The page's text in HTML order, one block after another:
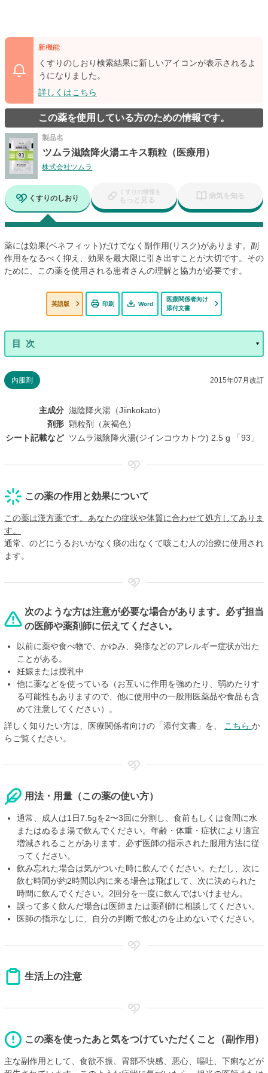
新機能
くすりのしおり検索結果に新しいアイコンが表示されるよ
うになりました。
詳しくはこちら
この薬を使用している方のための情報です。
製品名
ツムラ滋陰降火湯エキス顆粒（医療用）
株式会社ツムラ
くすりのしおり
くすりの情報を
もっと見る 病気を知る
薬には効果(ベネフィット)だけでなく副作用(リスク)があります。副
作用をなるべく抑え、効果を最大限に引き出すことが大切です。その
ために、この薬を使用される患者さんの理解と協力が必要です。
英語版 印刷 Word
医療関係者向け
添付文書
内服剤 2015年07月改訂
主成分 滋陰降火湯（Jiinkokato）
剤形 顆粒剤（灰褐色）
シート記載など ツムラ滋陰降火湯(ジインコウカトウ) 2.5 g 「93」
この薬の作用と効果について
この薬は漢方薬です。あなたの症状や体質に合わせて処方してありま
す。
通常、のどにうるおいがなく痰の出なくて咳こむ人の治療に使用され
ます。
次のような方は注意が必要な場合があります。必ず担当
の医師や薬剤師に伝えてください。
以前に薬や食べ物で、かゆみ、発疹などのアレルギー症状が出た
ことがある。
妊娠または授乳中
他に薬などを使っている（お互いに作用を強めたり、弱めたりす
る可能性もありますので、他に使用中の一般用医薬品や食品も含
めて注意してください）。
詳しく知りたい方は、医療関係者向けの「添付文書」を、
こちら か
らご覧ください。
用法・用量（この薬の使い方）
通常、成人は1日7.5gを2〜3回に分割し、食前もしくは食間に水
またはぬるま湯で飲んでください。年齢・体重・症状により適宜
増減されることがあります。必ず医師の指示された服用方法に従
ってください。
飲み忘れた場合は気がついた時に飲んでください。ただし、次に
飲む時間が約2時間以内に来る場合は飛ばして、次に決められた
時間に飲んでください。2回分を一度に飲んではいけません。
誤って多く飲んだ場合は医師または薬剤師に相談してください。
医師の指示なしに、自分の判断で飲むのを止めないでください。
生活上の注意
この薬を使ったあと気をつけていただくこと（副作用）
主な副作用として、食欲不振、胃部不快感、悪心、嘔吐、下痢などが